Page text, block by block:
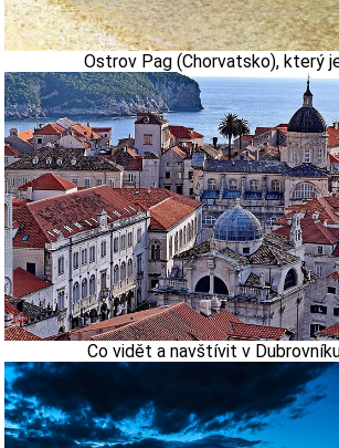
Ostrov Pag (Chorvatsko), který
Co vidět a navštívit v